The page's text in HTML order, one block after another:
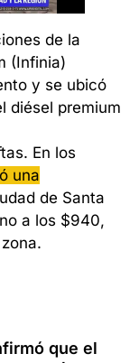
de la
(Infinia)
y se ubicó
diésel premium
En los
una
de Santa
a los $940,
que el